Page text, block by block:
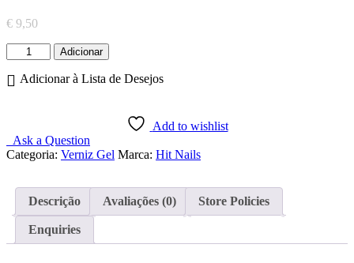
€ 9,50
Quantidade
de
Gel
Collection
10ml
-
Adicionar
Adicionar à Lista de Desejos
Add to wishlist
Ask a Question
Categoria: Verniz Gel Marca: Hit Nails
Descrição Avaliações (0) Store Policies
Enquiries